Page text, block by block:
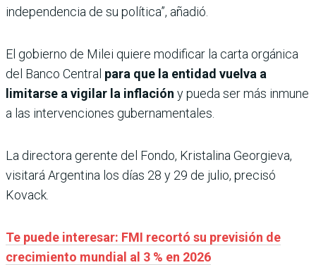
independencia de su política”, añadió.
El gobierno de Milei quiere modificar la carta orgánica
del Banco Central para que la entidad vuelva a
limitarse a vigilar la inflación y pueda ser más inmune
a las intervenciones gubernamentales.
La directora gerente del Fondo, Kristalina Georgieva,
visitará Argentina los días 28 y 29 de julio, precisó
Kovack.
Te puede interesar: FMI recortó su previsión de
crecimiento mundial al 3 % en 2026